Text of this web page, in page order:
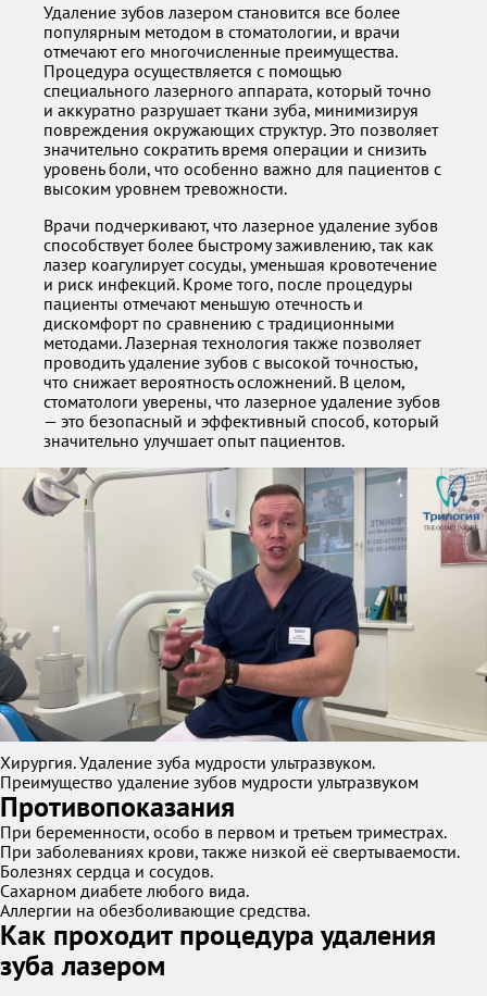
Удаление зубов лазером становится все более
популярным методом в стоматологии, и врачи
отмечают его многочисленные преимущества.
Процедура осуществляется с помощью
специального лазерного аппарата, который точно
и аккуратно разрушает ткани зуба, минимизируя
повреждения окружающих структур. Это позволяет
значительно сократить время операции и снизить
уровень боли, что особенно важно для пациентов с
высоким уровнем тревожности.
Врачи подчеркивают, что лазерное удаление зубов
способствует более быстрому заживлению, так как
лазер коагулирует сосуды, уменьшая кровотечение
и риск инфекций. Кроме того, после процедуры
пациенты отмечают меньшую отечность и
дискомфорт по сравнению с традиционными
методами. Лазерная технология также позволяет
проводить удаление зубов с высокой точностью,
что снижает вероятность осложнений. В целом,
стоматологи уверены, что лазерное удаление зубов
— это безопасный и эффективный способ, который
значительно улучшает опыт пациентов.
Хирургия. Удаление зуба мудрости ультразвуком.
Преимущество удаление зубов мудрости ультразвуком
Противопоказания
При беременности, особо в первом и третьем триместрах.
При заболеваниях крови, также низкой её свертываемости.
Болезнях сердца и сосудов.
Сахарном диабете любого вида.
Аллергии на обезболивающие средства.
Как проходит процедура удаления
зуба лазером